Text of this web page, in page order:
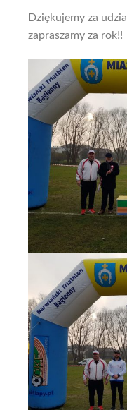
Dziękujemy za
zapraszamy za rok!!